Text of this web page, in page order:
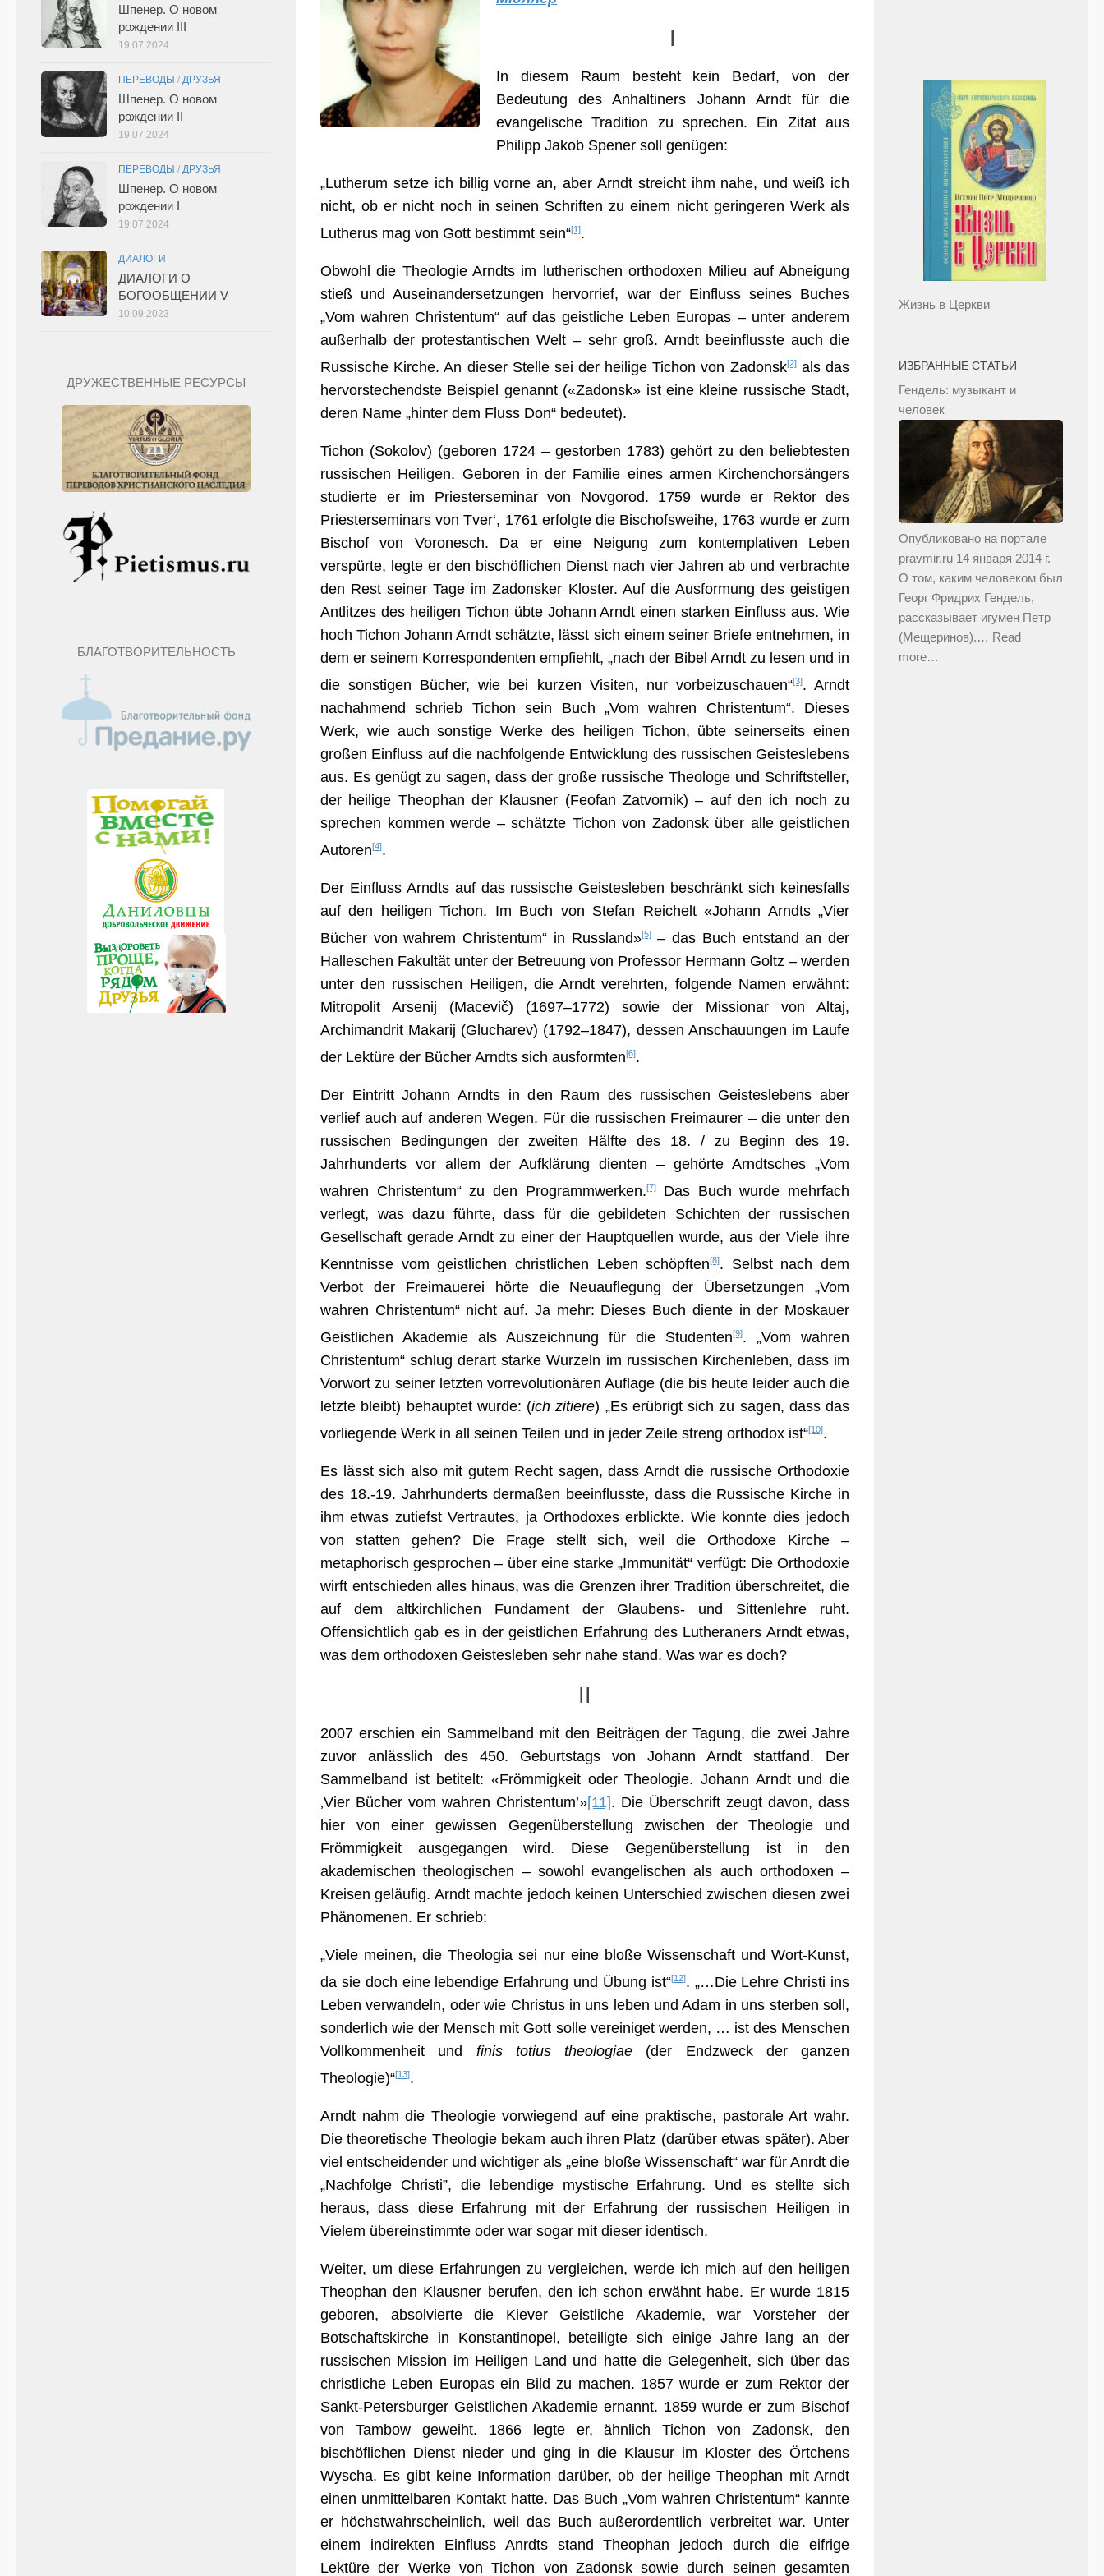
I
In diesem Raum besteht kein Bedarf, von der
Bedeutung des Anhaltiners Johann Arndt für die
evangelische Tradition zu sprechen. Ein Zitat aus
Philipp Jakob Spener soll genügen:
„Lutherum setze ich billig vorne an, aber Arndt streicht ihm nahe, und weiß ich
nicht, ob er nicht noch in seinen Schriften zu einem nicht geringeren Werk als
Lutherus mag von Gott bestimmt sein“[1].
Obwohl die Theologie Arndts im lutherischen orthodoxen Milieu auf Abneigung
stieß und Auseinandersetzungen hervorrief, war der Einfluss seines Buches
„Vom wahren Christentum“ auf das geistliche Leben Europas – unter anderem
außerhalb der protestantischen Welt – sehr groß. Arndt beeinflusste auch die
Russische Kirche. An dieser Stelle sei der heilige Tichon von Zadonsk[2]als das
hervorstechendste Beispiel genannt («Zadonsk» ist eine kleine russische Stadt,
deren Name „hinter dem Fluss Don“ bedeutet).
Tichon (Sokolov) (geboren 1724 – gestorben 1783) gehört zu den beliebtesten
russischen Heiligen. Geboren in der Familie eines armen Kirchenchorsängers
studierte er im Priesterseminar von Novgorod. 1759 wurde er Rektor des
Priesterseminars von Tver‘, 1761 erfolgte die Bischofsweihe, 1763 wurde er zum
Bischof von Voronesch. Da er eine Neigung zum kontemplativen Leben
verspürte, legte er den bischöflichen Dienst nach vier Jahren ab und verbrachte
den Rest seiner Tage im Zadonsker Kloster. Auf die Ausformung des geistigen
Antlitzes des heiligen Tichon übte Johann Arndt einen starken Einfluss aus. Wie
hoch Tichon Johann Arndt schätzte, lässt sich einem seiner Briefe entnehmen, in
dem er seinem Korrespondenten empfiehlt, „nach der Bibel Arndt zu lesen und in
die sonstigen Bücher, wie bei kurzen Visiten, nur vorbeizuschauen“[3]. Arndt
nachahmend schrieb Tichon sein Buch „Vom wahren Christentum“. Dieses
Werk, wie auch sonstige Werke des heiligen Tichon, übte seinerseits einen
großen Einfluss auf die nachfolgende Entwicklung des russischen Geisteslebens
aus. Es genügt zu sagen, dass der große russische Theologe und Schriftsteller,
der heilige Theophan der Klausner (Feofan Zatvornik) – auf den ich noch zu
sprechen kommen werde – schätzte Tichon von Zadonsk über alle geistlichen
Autoren[4].
Der Einfluss Arndts auf das russische Geistesleben beschränkt sich keinesfalls
auf den heiligen Tichon. Im Buch von Stefan Reichelt «Johann Arndts „Vier
Bücher von wahrem Christentum“ in Russland»[5]– das Buch entstand an der
Halleschen Fakultät unter der Betreuung von Professor Hermann Goltz – werden
unter den russischen Heiligen, die Arndt verehrten, folgende Namen erwähnt:
Mitropolit Arsenij (Macevič) (1697–1772) sowie der Missionar von Altaj,
Archimandrit Makarij (Glucharev) (1792–1847), dessen Anschauungen im Laufe
der Lektüre der Bücher Arndts sich ausformten[6].
Der Eintritt Johann Arndts in den Raum des russischen Geisteslebens aber
verlief auch auf anderen Wegen. Für die russischen Freimaurer – die unter den
russischen Bedingungen der zweiten Hälfte des 18. / zu Beginn des 19.
Jahrhunderts vor allem der Aufklärung dienten – gehörte Arndtsches „Vom
wahren Christentum“ zu den Programmwerken.[7]Das Buch wurde mehrfach
verlegt, was dazu führte, dass für die gebildeten Schichten der russischen
Gesellschaft gerade Arndt zu einer der Hauptquellen wurde, aus der Viele ihre
Kenntnisse vom geistlichen christlichen Leben schöpften[8]. Selbst nach dem
Verbot der Freimauerei hörte die Neuauflegung der Übersetzungen „Vom
wahren Christentum“ nicht auf. Ja mehr: Dieses Buch diente in der Moskauer
Geistlichen Akademie als Auszeichnung für die Studenten[9]. „Vom wahren
Christentum“ schlug derart starke Wurzeln im russischen Kirchenleben, dass im
Vorwort zu seiner letzten vorrevolutionären Auflage (die bis heute leider auch die
letzte bleibt) behauptet wurde: (ich zitiere) „Es erübrigt sich zu sagen, dass das
vorliegende Werk in all seinen Teilen und in jeder Zeile streng orthodox ist“[10].
Es lässt sich also mit gutem Recht sagen, dass Arndt die russische Orthodoxie
des 18.-19. Jahrhunderts dermaßen beeinflusste, dass die Russische Kirche in
ihm etwas zutiefst Vertrautes, ja Orthodoxes erblickte. Wie konnte dies jedoch
von statten gehen? Die Frage stellt sich, weil die Orthodoxe Kirche –
metaphorisch gesprochen – über eine starke „Immunität“ verfügt: Die Orthodoxie
wirft entschieden alles hinaus, was die Grenzen ihrer Tradition überschreitet, die
auf dem altkirchlichen Fundament der Glaubens- und Sittenlehre ruht.
Offensichtlich gab es in der geistlichen Erfahrung des Lutheraners Arndt etwas,
was dem orthodoxen Geistesleben sehr nahe stand. Was war es doch?
II
2007 erschien ein Sammelband mit den Beiträgen der Tagung, die zwei Jahre
zuvor anlässlich des 450. Geburtstags von Johann Arndt stattfand. Der
Sammelband ist betitelt: «Frömmigkeit oder Theologie. Johann Arndt und die
‚Vier Bücher vom wahren Christentum’»[11]. Die Überschrift zeugt davon, dass
hier von einer gewissen Gegenüberstellung zwischen der Theologie und
Frömmigkeit ausgegangen wird. Diese Gegenüberstellung ist in den
akademischen theologischen – sowohl evangelischen als auch orthodoxen –
Kreisen geläufig. Arndt machte jedoch keinen Unterschied zwischen diesen zwei
Phänomenen. Er schrieb:
„Viele meinen, die Theologia sei nur eine bloße Wissenschaft und Wort-Kunst,
da sie doch eine lebendige Erfahrung und Übung ist“[12]. „…Die Lehre Christi ins
Leben verwandeln, oder wie Christus in uns leben und Adam in uns sterben soll,
sonderlich wie der Mensch mit Gott solle vereiniget werden, … ist des Menschen
Vollkommenheit und finis totius theologiae (der Endzweck der ganzen
Theologie)“[13].
Arndt nahm die Theologie vorwiegend auf eine praktische, pastorale Art wahr.
Die theoretische Theologie bekam auch ihren Platz (darüber etwas später). Aber
viel entscheidender und wichtiger als „eine bloße Wissenschaft“ war für Anrdt die
„Nachfolge Christi”, die lebendige mystische Erfahrung. Und es stellte sich
heraus, dass diese Erfahrung mit der Erfahrung der russischen Heiligen in
Vielem übereinstimmte oder war sogar mit dieser identisch.
Weiter, um diese Erfahrungen zu vergleichen, werde ich mich auf den heiligen
Theophan den Klausner berufen, den ich schon erwähnt habe. Er wurde 1815
geboren, absolvierte die Kiever Geistliche Akademie, war Vorsteher der
Botschaftskirche in Konstantinopel, beteiligte sich einige Jahre lang an der
russischen Mission im Heiligen Land und hatte die Gelegenheit, sich über das
christliche Leben Europas ein Bild zu machen. 1857 wurde er zum Rektor der
Sankt-Petersburger Geistlichen Akademie ernannt. 1859 wurde er zum Bischof
von Tambow geweiht. 1866 legte er, ähnlich Tichon von Zadonsk, den
bischöflichen Dienst nieder und ging in die Klausur im Kloster des Örtchens
Wyscha. Es gibt keine Information darüber, ob der heilige Theophan mit Arndt
einen unmittelbaren Kontakt hatte. Das Buch „Vom wahren Christentum“ kannte
er höchstwahrscheinlich, weil das Buch außerordentlich verbreitet war. Unter
einem indirekten Einfluss Anrdts stand Theophan jedoch durch die eifrige
Lektüre der Werke von Tichon von Zadonsk sowie durch seinen gesamten
Шпенер. О новом
рождении III
19.07.2024
ПЕРЕВОДЫ / ДРУЗЬЯ
Шпенер. О новом
рождении II
19.07.2024
ПЕРЕВОДЫ / ДРУЗЬЯ
Шпенер. О новом
рождении I
19.07.2024
ДИАЛОГИ
ДИАЛОГИ О
БОГООБЩЕНИИ V
10.09.2023
ДРУЖЕСТВЕННЫЕ РЕСУРСЫ
БЛАГОТВОРИТЕЛЬНОСТЬ
Жизнь в Церкви
ИЗБРАННЫЕ СТАТЬИ
Гендель: музыкант и
человек
Опубликовано на портале
pravmir.ru 14 января 2014 г.
О том, каким человеком был
Георг Фридрих Гендель,
рассказывает игумен Петр
(Мещеринов).… Read
more…